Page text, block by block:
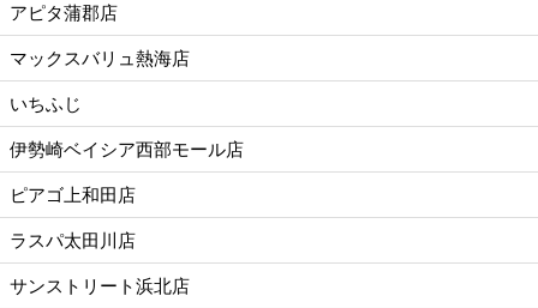
アピタ蒲郡店
マックスバリュ熱海店
いちふじ
伊勢崎ベイシア西部モール店
ピアゴ上和田店
ラスパ太田川店
サンストリート浜北店